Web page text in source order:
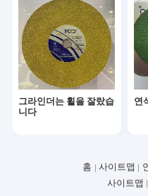
그라인더는 휠을 잘랐습
니다
연
홈 사이트맵
사이트맵